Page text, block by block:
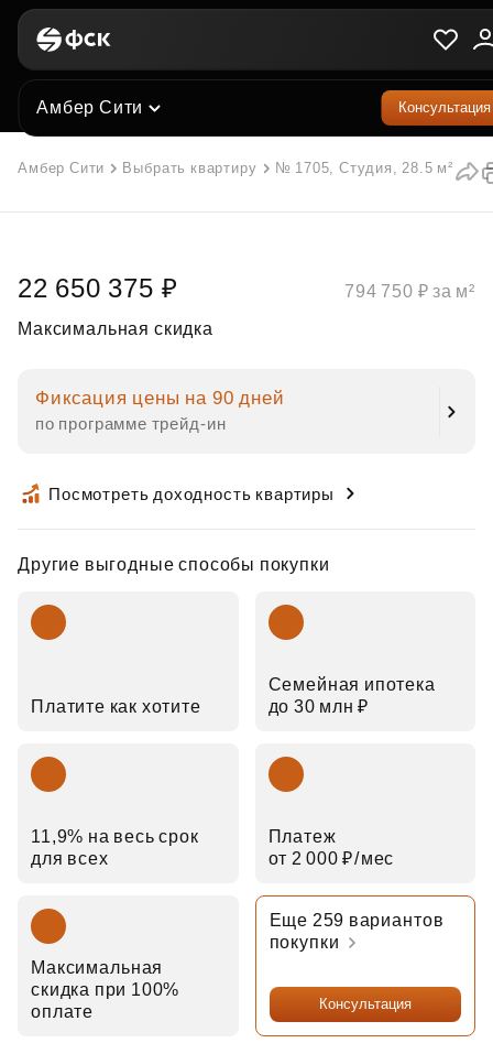
Амбер Сити Консультация
Амбер Сити Выбрать квартиру № 1705, Студия, 28.5 м²
22 650 375 ₽
Максимальная скидка
Фиксация цены на 90 дней
по программе трейд‑ин
Посмотреть доходность квартиры
Другие выгодные способы покупки
Платите как хотите
Семейная ипотека
до 30 млн ₽
11,9% на весь срок
для всех
Платеж
от 2 000 ₽⁠/⁠мес
Максимальная
скидка при 100%
оплате
Еще 259 вариантов
покупки
Консультация
794 750 ₽ за м²